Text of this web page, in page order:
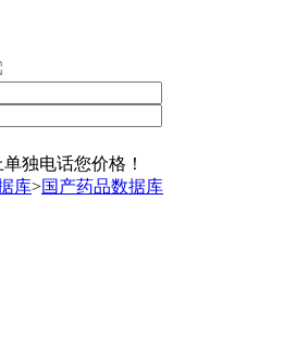
独电话您价格！
库>国产药品数据库